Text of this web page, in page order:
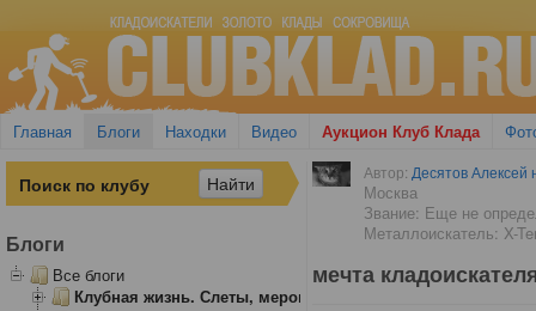
Главная Блоги Находки Видео Аукцион Клуб Клада
Автор: Десятов Алексей
Москва
Звание: Еще не
Металлоискатель: X-
мечта
Блоги
Все блоги
Клубная жизнь. Слеты, мероприятия